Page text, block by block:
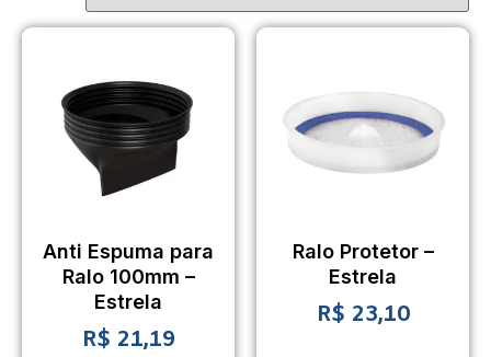
Anti Espuma para
Ralo 100mm –
Estrela
R$ 21,19
Ralo Protetor –
Estrela
R$ 23,10